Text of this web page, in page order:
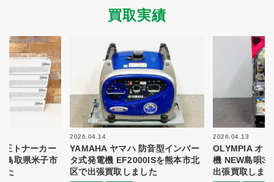
新着情報
プライバシーポリシー
規約・同意書
本人確認書類アップロード
梱包
ガイド
法人の
お客様へ
買取実績
トナーカー
鳥取県米子市
た
2026.04.14
YAMAHA ヤマハ 防音型インバー
タ式発電機 EF2000ISを熊本市北
区で出張買取しました
2026.04.13
OLYMPIA オ
機 NEW島唄
出張買取しま